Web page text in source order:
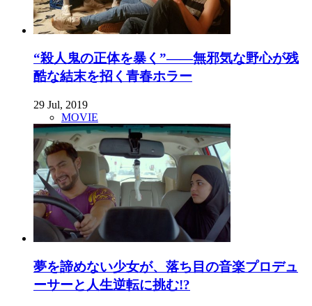
“殺人鬼の正体を暴く”――無邪気な野心が残
酷な結末を招く青春ホラー
29 Jul, 2019
MOVIE
夢を諦めない少女が、落ち目の音楽プロデュ
ーサーと人生逆転に挑む!?